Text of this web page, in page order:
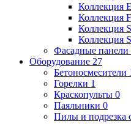
Коллекция
Коллекция
Коллекция
Коллекция
Фасадные панели
Оборудование 27
Бетоносмесители
Горелки 1
Краскопульты 0
Паяльники 0
Пилы и подрезка